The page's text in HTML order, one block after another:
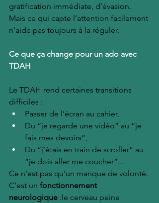
gratification immédiate, d’évasion.
Mais ce qui capte l’attention facilement
n’aide pas toujours à la réguler.
Ce que ça change pour un ado avec
TDAH
Le TDAH rend certaines transitions
difficiles :
Passer de l’écran au cahier,
Du “je regarde une vidéo” au “je
fais mes devoirs”,
Du “j’étais en train de scroller” au
“je dois aller me coucher”...
Ce n’est pas qu’un manque de volonté.
C’est un fonctionnement
neurologique :le cerveau peine